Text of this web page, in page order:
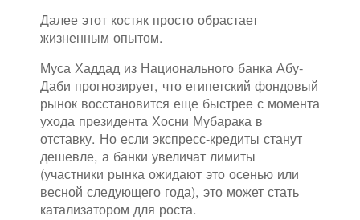
Далее этот костяк просто обрастает
жизненным опытом.
Муса Хаддад из Национального банка Абу-
Даби прогнозирует, что египетский фондовый
рынок восстановится еще быстрее с момента
ухода президента Хосни Мубарака в
отставку. Но если экспресс-кредиты станут
дешевле, а банки увеличат лимиты
(участники рынка ожидают это осенью или
весной следующего года), это может стать
катализатором для роста.